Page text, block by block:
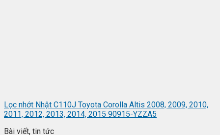
Lọc nhớt Nhật C110J Toyota Corolla Altis 2008, 2009, 2010,
2011, 2012, 2013, 2014, 2015 90915-YZZA5
Bài viết, tin tức